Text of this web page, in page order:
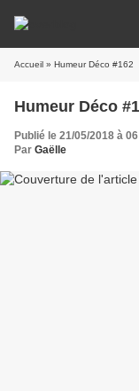
Accueil » Humeur Déco #162
Humeur Déco
Publié le 21/05/2018 à
Par Gaëlle